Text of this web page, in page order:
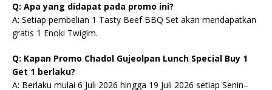
Q: Apa yang didapat pada promo ini?
A: Setiap pembelian 1 Tasty Beef BBQ Set akan mendapatkan
gratis 1 Enoki Twigim.
Q: Kapan Promo Chadol Gujeolpan Lunch Special Buy 1
Get 1 berlaku?
A: Berlaku mulai 6 Juli 2026 hingga 19 Juli 2026 setiap Senin–